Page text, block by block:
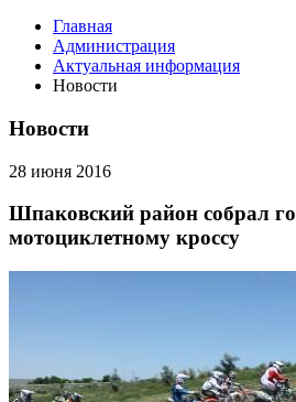
Главная
Администрация
Актуальная информация
Новости
Новости
28 июня 2016
Шпаковский район собрал
мотоциклетному кроссу